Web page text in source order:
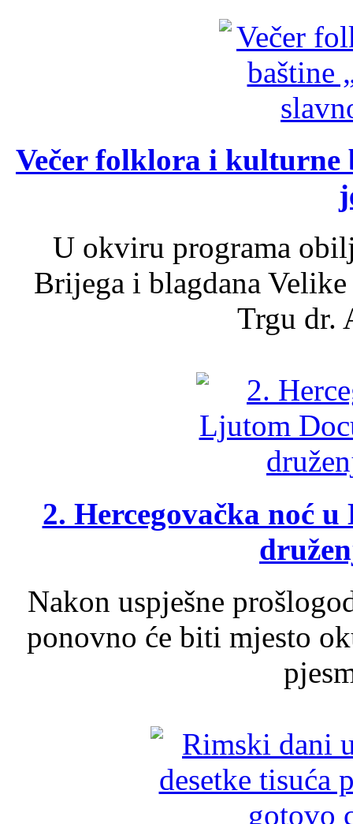
Večer folklora i kulturne
U okviru programa
Brijega i blagdana
Trgu dr.
2. Hercegovačka noć
Nakon uspješne
ponovno će biti mjesto